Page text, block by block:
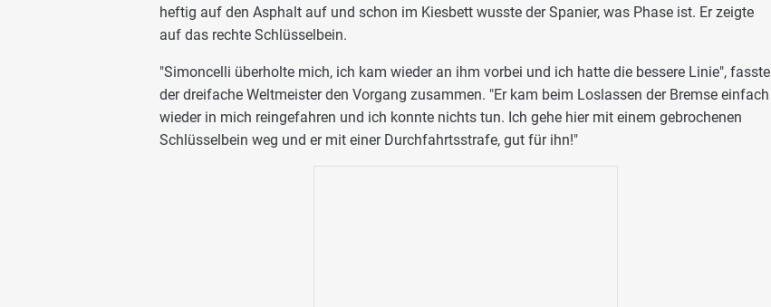
heftig auf den Asphalt auf und schon im Kiesbett wusste der Spanier, was Phase ist. Er zeigte
auf das rechte Schlüsselbein.
"Simoncelli überholte mich, ich kam wieder an ihm vorbei und ich hatte die bessere Linie", fasste
der dreifache Weltmeister den Vorgang zusammen. "Er kam beim Loslassen der Bremse einfach
wieder in mich reingefahren und ich konnte nichts tun. Ich gehe hier mit einem gebrochenen
Schlüsselbein weg und er mit einer Durchfahrtsstrafe, gut für ihn!"